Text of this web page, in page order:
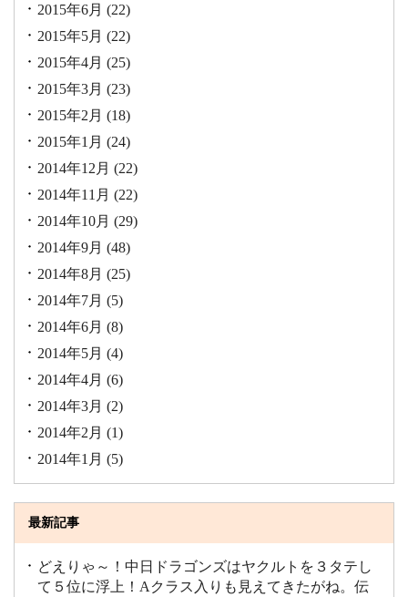
2015年6月 (22)
2015年5月 (22)
2015年4月 (25)
2015年3月 (23)
2015年2月 (18)
2015年1月 (24)
2014年12月 (22)
2014年11月 (22)
2014年10月 (29)
2014年9月 (48)
2014年8月 (25)
2014年7月 (5)
2014年6月 (8)
2014年5月 (4)
2014年4月 (6)
2014年3月 (2)
2014年2月 (1)
2014年1月 (5)
最新記事
どえりゃ～！中日ドラゴンズはヤクルトを３タテし
て５位に浮上！Aクラス入りも見えてきたがね。伝